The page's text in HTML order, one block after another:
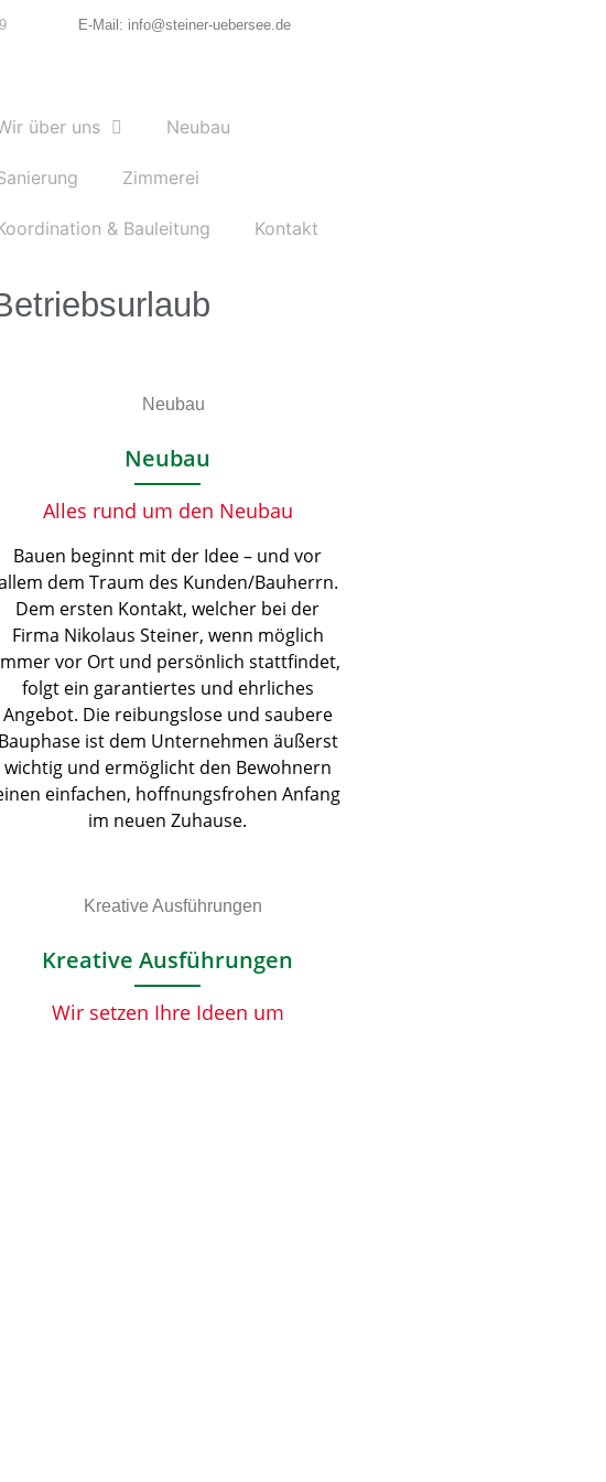
E-Mail: info@steiner-uebersee.de
über uns Neubau
Zimmerei
& Bauleitung Kontakt
Neubau
Alles rund um den Neubau
Bauen beginnt mit der Idee – und vor
dem Traum des Kunden/Bauherrn.
Dem ersten Kontakt, welcher bei der
Firma Nikolaus Steiner, wenn möglich
vor Ort und persönlich stattfindet,
folgt ein garantiertes und ehrliches
Angebot. Die reibungslose und saubere
Bauphase ist dem Unternehmen äußerst
wichtig und ermöglicht den Bewohnern
einfachen, hoffnungsfrohen Anfang
im neuen Zuhause.
Kreative Ausführungen
Wir setzen Ihre Ideen um